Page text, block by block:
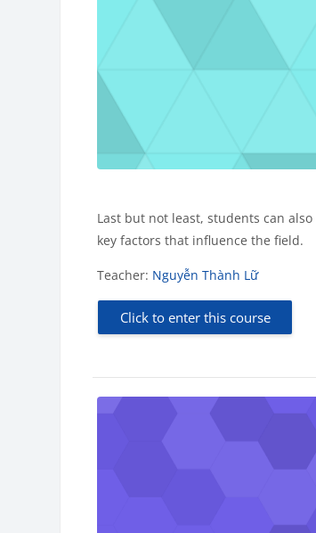
Last but not least, students can also
key factors that influence the field.
Teacher: Nguyễn Thành Lữ
Click to enter this course